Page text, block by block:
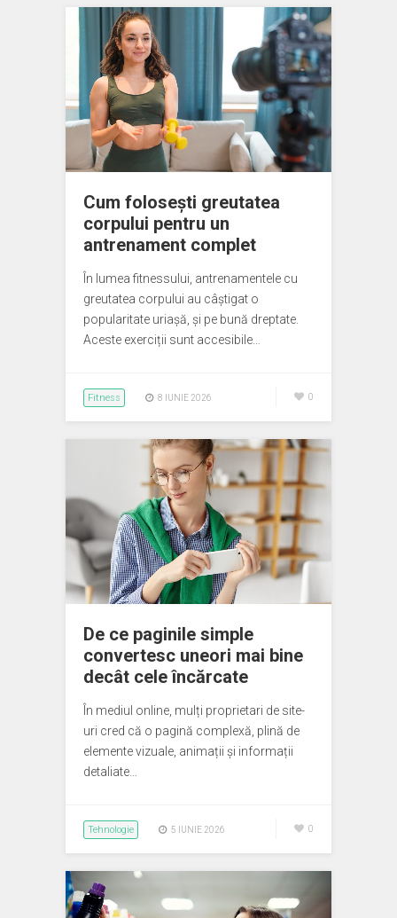
Cum folosești greutatea
corpului pentru un
antrenament complet
În lumea fitnessului, antrenamentele cu
greutatea corpului au câștigat o
popularitate uriașă, și pe bună dreptate.
Aceste exerciții sunt accesibile…
Fitness 8 IUNIE 2026 0
De ce paginile simple
convertesc uneori mai bine
decât cele încărcate
În mediul online, mulți proprietari de site-
uri cred că o pagină complexă, plină de
elemente vizuale, animații și informații
detaliate…
Tehnologie 5 IUNIE 2026 0